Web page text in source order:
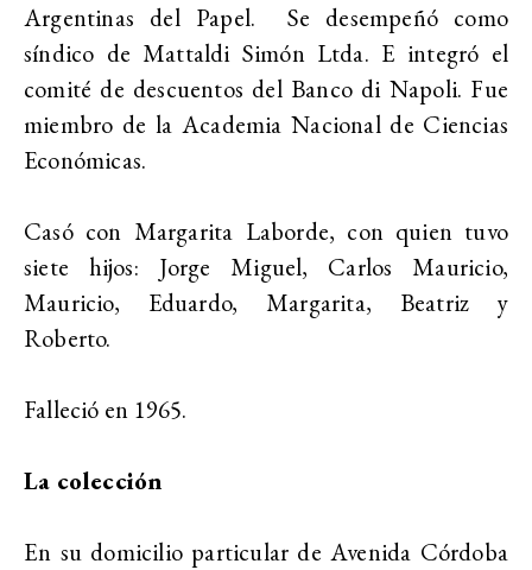
Argentinas del Papel. Se desempeñó como
síndico de Mattaldi Simón Ltda. E integró el
comité de descuentos del Banco di Napoli. Fue
miembro de la Academia Nacional de Ciencias
Económicas.
Casó con Margarita Laborde, con quien tuvo
siete hijos: Jorge Miguel, Carlos Mauricio,
Mauricio, Eduardo, Margarita, Beatriz y
Roberto.
Falleció en 1965.
La colección
En su domicilio particular de Avenida Córdoba